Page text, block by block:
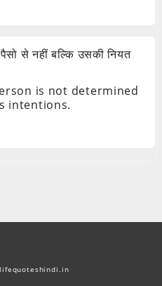
से नहीं बल्कि उसकी नियत
is not determined
intentions.